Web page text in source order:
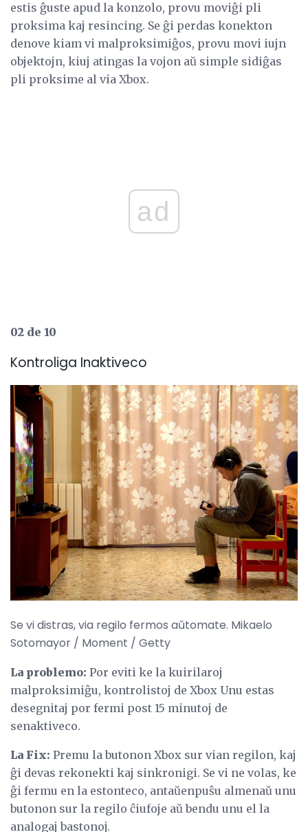
estis ĝuste apud la konzolo, provu moviĝi pli
proksima kaj resincing. Se ĝi perdas konekton
denove kiam vi malproksimiĝos, provu movi iujn
objektojn, kiuj atingas la vojon aŭ simple sidiĝas
pli proksime al via Xbox.
ad
02 de 10
Kontroliga Inaktiveco
Se vi distras, via regilo fermos aŭtomate. Mikaelo
Sotomayor / Moment / Getty
La problemo: Por eviti ke la kuirilaroj
malproksimiĝu, kontrolistoj de Xbox Unu estas
desegnitaj por fermi post 15 minutoj de
senaktiveco.
La Fix: Premu la butonon Xbox sur vian regilon, kaj
ĝi devas rekonekti kaj sinkronigi. Se vi ne volas, ke
ĝi fermu en la estonteco, antaŭenpuŝu almenaŭ unu
butonon sur la regilo ĉiufoje aŭ bendu unu el la
analogaj bastonoj.